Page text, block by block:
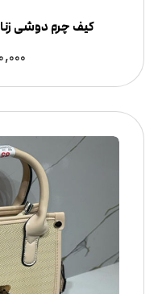
کیف چرم دوشی زنانه مدل ۲